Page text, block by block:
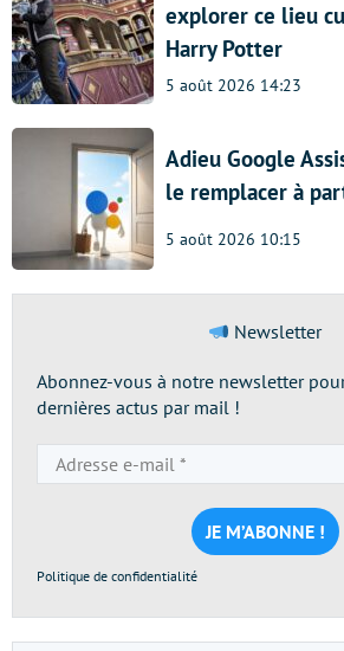
explorer ce lieu
Harry Potter
5 août 2026 14:23
Adieu Google
le remplacer à
5 août 2026 10:15
Newsletter
Abonnez-vous à notre newsletter
dernières actus par mail !
e-
mail
*
Politique de confidentialité